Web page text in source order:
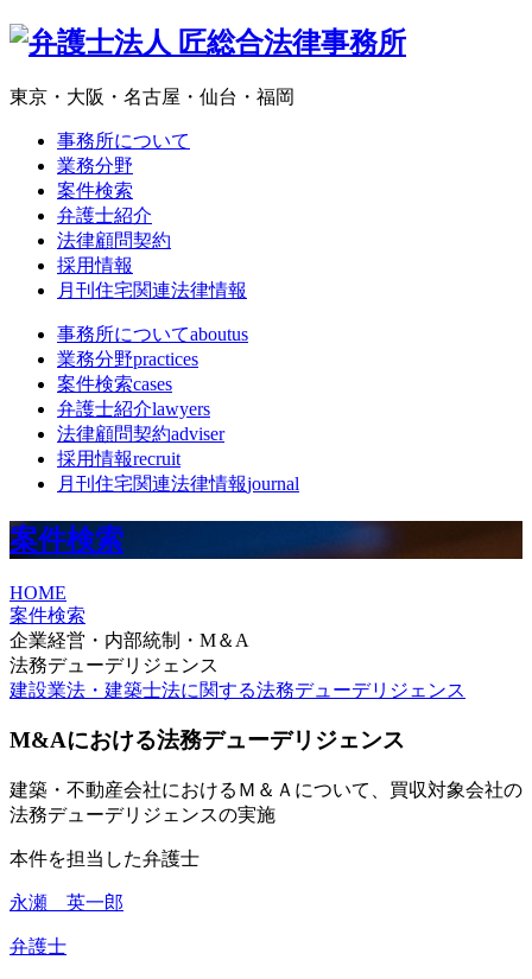
東京・大阪・名古屋・仙台・福岡
事務所について
業務分野
案件検索
弁護士紹介
法律顧問契約
採用情報
月刊住宅関連法律情報
事務所についてaboutus
業務分野practices
案件検索cases
弁護士紹介lawyers
法律顧問契約adviser
採用情報recruit
月刊住宅関連法律情報journal
案件検索
HOME
案件検索
企業経営・内部統制・M＆A
法務デューデリジェンス
建設業法・建築士法に関する法務デューデリジェンス
M&Aにおける法務デューデリジェンス
建築・不動産会社におけるＭ＆Ａについて、買収対象会社の
法務デューデリジェンスの実施
本件を担当した弁護士
永瀬 英一郎
弁護士